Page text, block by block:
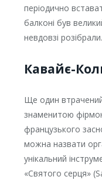
періодично
балконі був
невдовзі розібрали.
Кавайє-
Ще один
знаменитою
французького
можна назвати
унікальний
«Святого серця»